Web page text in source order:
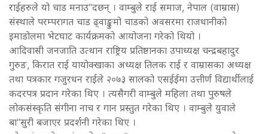
राईहरुले यो चाड मनाउ“दछन् । वाम्बुले राई समाज, नेपाल (वाम्रास)
संस्थाले परम्परागत चाड ढ्वाङ्कुमो चाडको अवसरमा राजधानीको
इमाडोलमा भेटघाट कार्यक्रमको आयोजना गरेको थियो ।
आदिवासी जनजाति उत्थान राष्ट्रिय प्रतिष्ठानका उपाध्यक्ष चन्द्रबहादुर
गुरुङ, किरात राई यायोक्खाका अध्यक्ष तिलक राई र वाम्रासका अध्यक्ष
तथा पत्रकार गजुरधन राईले २०७३ सालको एसईईमा उत्तीर्ण विद्यार्थीलाई
कदरपत्र प्रदान गरेका थिए । त्यसैगरी वाम्बुले महिला तथा पुरुषले
लोकसंस्कृति संगीना नाच र गान प्रस्तुत गरेका थिए । वाम्बुले युवाले
बा“सुरी बजाएर प्रदर्शनी गरेका थिए ।